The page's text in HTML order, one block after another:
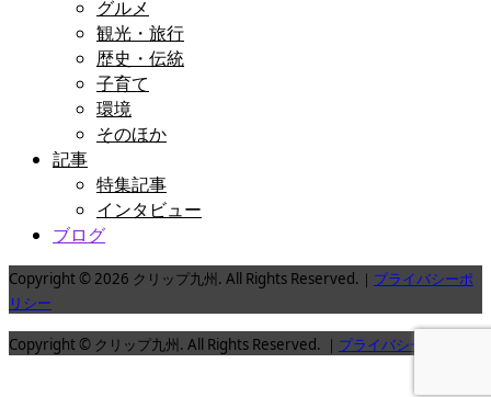
グルメ
観光・旅行
歴史・伝統
子育て
環境
そのほか
記事
特集記事
インタビュー
ブログ
Copyright © 2026 クリップ九州. All Rights Reserved.｜ プライバシーポ
リシー
Copyright © クリップ九州. All Rights Reserved. ｜ プライバシーポリシー